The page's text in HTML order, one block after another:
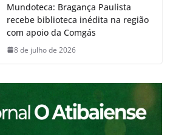
Mundoteca: Bragança Paulista
recebe biblioteca inédita na região
com apoio da Comgás
8 de julho de 2026